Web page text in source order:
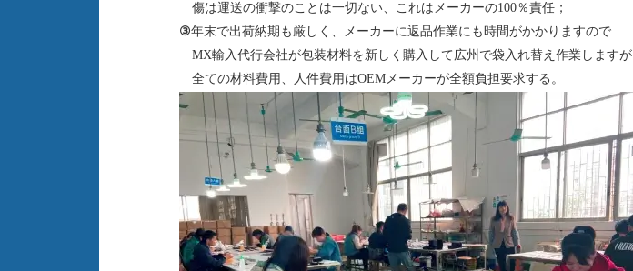
傷は運送の衝撃のことは一切ない、これはメーカーの100％責任；
③年末で出荷納期も厳しく、メーカーに返品作業にも時間がかかりますので
MX輸入代行会社が包装材料を新しく購入して広州で袋入れ替え作業しますが
全ての材料費用、人件費用はOEMメーカーが全額負担要求する。